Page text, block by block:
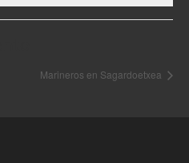
Marineros en Sagardoetxea